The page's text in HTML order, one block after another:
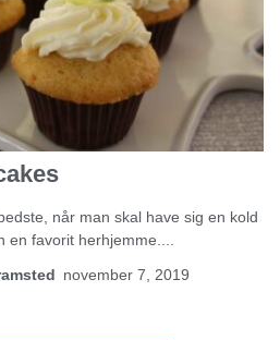
når man skal have sig en kold
favorit herhjemme....
november 7, 2019